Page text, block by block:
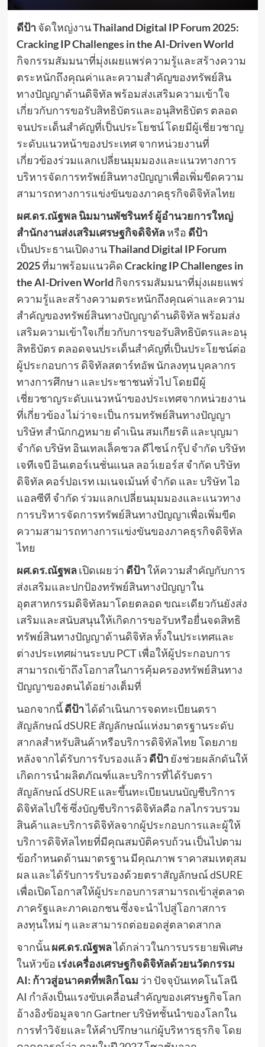
ดีป้าจัดใหญ่งานThailand Digital IP Forum 2025:
Cracking IPChallenges intheAI-DrivenWorld
กิจกรรมสัมมนาที่มุ่งเผยแพร่ความรู้และสร้างความ
ตระหนักถึงคุณค่าและความสำคัญของทรัพย์สิน
ทางปัญญาด้านดิจิทัล พร้อมส่งเสริมความเข้าใจ
เกี่ยวกับการขอรับสิทธิบัตรและอนุสิทธิบัตร ตลอด
จนประเด็นสำคัญที่เป็นประโยชน์ โดยมีผู้เชี่ยวชาญ
ระดับแนวหน้าของประเทศ จากหน่วยงานที่
เกี่ยวข้องร่วมแลกเปลี่ยนมุมมองและแนวทางการ
บริหารจัดการทรัพย์สินทางปัญญาเพื่อเพิ่มขีดความ
สามารถทางการแข่งขันของภาคธุรกิจดิจิทัลไทย
ผศ.ดร.ณัฐพล นิมมานพัชรินทร์ ผู้อำนวยการใหญ่
สำนักงานส่งเสริมเศรษฐกิจดิจิทัลหรือ ดีป้า
เป็นประธานเปิดงานThailand Digital IP Forum
2025ที่มาพร้อมแนวคิดCracking IPChallenges in
theAI-DrivenWorld กิจกรรมสัมมนาที่มุ่งเผยแพร่
ความรู้และสร้างความตระหนักถึงคุณค่าและความ
สำคัญของทรัพย์สินทางปัญญาด้านดิจิทัล พร้อมส่ง
เสริมความเข้าใจเกี่ยวกับการขอรับสิทธิบัตรและอนุ
สิทธิบัตร ตลอดจนประเด็นสำคัญที่เป็นประโยชน์ต่อ
ผู้ประกอบการ ดิจิทัลสตาร์ทอัพ นักลงทุน บุคลากร
ทางการศึกษา และประชาชนทั่วไป โดยมีผู้
เชี่ยวชาญระดับแนวหน้าของประเทศจากหน่วยงาน
ที่เกี่ยวข้อง ไม่ว่าจะเป็น กรมทรัพย์สินทางปัญญา
บริษัท สำนักกฎหมาย ดำเนิน สมเกียรติ และบุญมา
จำกัด บริษัท อินเทลเล็คชวล ดีไซน์ กรุ๊ป จำกัด บริษัท
เจทีเจบี อินเตอร์เนชั่นแนล ลอว์เยอร์ส จำกัด บริษัท
ดิจิทัล คอร์ปอเรท เมเนจเม้นท์ จำกัด และ บริษัท ไอ
แอลซีที จำกัด ร่วมแลกเปลี่ยนมุมมองและแนวทาง
การบริหารจัดการทรัพย์สินทางปัญญาเพื่อเพิ่มขีด
ความสามารถทางการแข่งขันของภาคธุรกิจดิจิทัล
ไทย
ผศ.ดร.ณัฐพลเปิดเผยว่า ดีป้าให้ความสำคัญกับการ
ส่งเสริมและปกป้องทรัพย์สินทางปัญญาใน
อุตสาหกรรมดิจิทัลมาโดยตลอด ขณะเดียวกันยังส่ง
เสริมและสนับสนุนให้เกิดการขอรับหรือยื่นจดสิทธิ
ทรัพย์สินทางปัญญาด้านดิจิทัล ทั้งในประเทศและ
ต่างประเทศผ่านระบบ PCT เพื่อให้ผู้ประกอบการ
สามารถเข้าถึงโอกาสในการคุ้มครองทรัพย์สินทาง
ปัญญาของตนได้อย่างเต็มที่
นอกจากนี้ดีป้าได้ดำเนินการจดทะเบียนตรา
สัญลักษณ์ dSURE สัญลักษณ์แห่งมาตรฐานระดับ
สากลสำหรับสินค้าหรือบริการดิจิทัลไทย โดยภาย
หลังจากได้รับการรับรองแล้ว ดีป้ายังช่วยผลักดันให้
เกิดการนำผลิตภัณฑ์และบริการที่ได้รับตรา
สัญลักษณ์ dSURE และขึ้นทะเบียนบนบัญชีบริการ
ดิจิทัลไปใช้ ซึ่งบัญชีบริการดิจิทัลคือ กลไกรวบรวม
สินค้าและบริการดิจิทัลจากผู้ประกอบการและผู้ให้
บริการดิจิทัลไทยที่มีคุณสมบัติครบถ้วน เป็นไปตาม
ข้อกำหนดด้านมาตรฐาน มีคุณภาพ ราคาสมเหตุสม
ผล และได้รับการรับรองด้วยตราสัญลักษณ์ dSURE
เพื่อเปิดโอกาสให้ผู้ประกอบการสามารถเข้าสู่ตลาด
ภาครัฐและภาคเอกชน ซึ่งจะนำไปสู่โอกาสการ
ลงทุนใหม่ ๆ และสามารถต่อยอดสู่ตลาดสากล
จากนั้นผศ.ดร.ณัฐพลได้กล่าวในการบรรยายพิเศษ
ในหัวข้อ เร่งเครื่องเศรษฐกิจดิจิทัลด้วยนวัตกรรม
AI: ก้าวสู่อนาคตที่พลิกโฉม ว่า ปัจจุบันเทคโนโลนี
AI กำลังเป็นแรงขับเคลื่อนสำคัญของเศรษฐกิจโลก
อ้างอิงข้อมูลจาก Gartner บริษัทชั้นนำของโลกใน
การทำวิจัยและให้คำปรึกษาแก่ผู้บริหารธุรกิจ โดย